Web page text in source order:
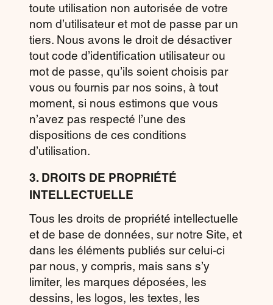
toute utilisation non autorisée de votre
nom d’utilisateur et mot de passe par un
tiers. Nous avons le droit de désactiver
tout code d’identification utilisateur ou
mot de passe, qu’ils soient choisis par
vous ou fournis par nos soins, à tout
moment, si nous estimons que vous
n’avez pas respecté l’une des
dispositions de ces conditions
d’utilisation.
3. DROITS DE PROPRIÉTÉ
INTELLECTUELLE
Tous les droits de propriété intellectuelle
et de base de données, sur notre Site, et
dans les éléments publiés sur celui-ci
par nous, y compris, mais sans s’y
limiter, les marques déposées, les
dessins, les logos, les textes, les